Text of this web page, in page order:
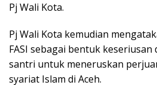
Pj Wali Kota.
Pj Wali Kota kemudian
FASI sebagai bentuk keseriusan
santri untuk meneruskan
syariat Islam di Aceh.